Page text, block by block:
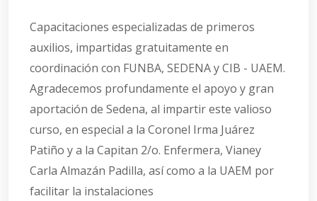
Capacitaciones especializadas de primeros
auxilios, impartidas gratuitamente en
coordinación con FUNBA, SEDENA y CIB - UAEM.
Agradecemos profundamente el apoyo y gran
aportación de Sedena, al impartir este valioso
curso, en especial a la Coronel Irma Juárez
Patiño y a la Capitan 2/o. Enfermera, Vianey
Carla Almazán Padilla, así como a la UAEM por
facilitar la instalaciones